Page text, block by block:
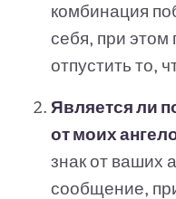
комбинация
себя, при этом
отпустить то,
Является ли
от моих
знак от ваших
сообщение,